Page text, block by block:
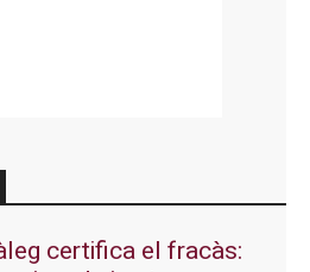
certifica el fracàs: